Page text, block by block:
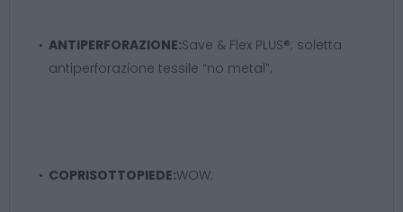
ANTIPERFORAZIONE:Save & Flex PLUS®; soletta
antiperforazione tessile “no metal”;
COPRISOTTOPIEDE:WOW;